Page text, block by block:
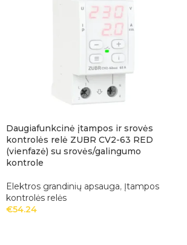
Daugiafunkcinė įtampos ir srovės
kontrolės relė ZUBR CV2-63 RED
(vienfazė) su srovės/galingumo
kontrole
Elektros grandinių apsauga, Įtampos
kontrolės relės
€54.24